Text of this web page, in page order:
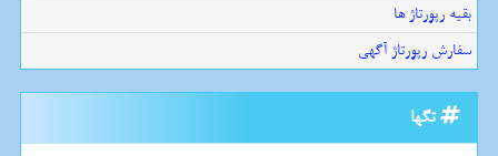
بقیه رپورتاژ ها
سفارش رپورتاژ آگهی
تگها